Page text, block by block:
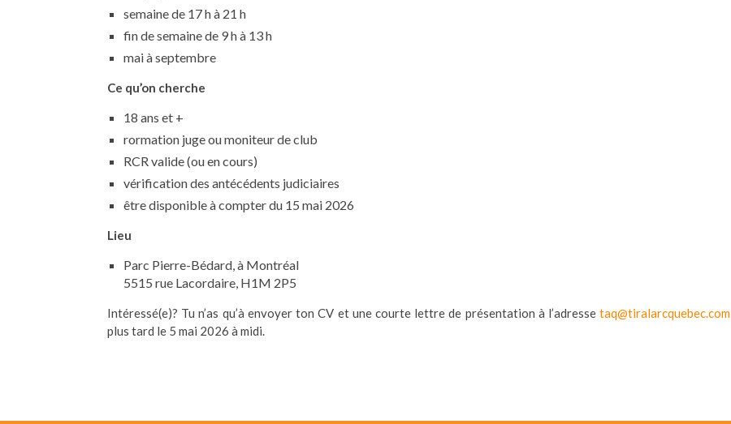
semaine de 17 h à 21 h
fin de semaine de 9 h à 13 h
mai à septembre
Ce qu’on cherche
18 ans et +
rormation juge ou moniteur de club
RCR valide (ou en cours)
vérification des antécédents judiciaires
être disponible à compter du 15 mai 2026
Lieu
Parc Pierre-Bédard, à Montréal
5515 rue Lacordaire, H1M 2P5
Intéressé(e)? Tu n’as qu’à envoyer ton CV et une courte lettre de présentation à l’adressetaq@tiralarcquebec.com
plus tard le 5 mai 2026 à midi.